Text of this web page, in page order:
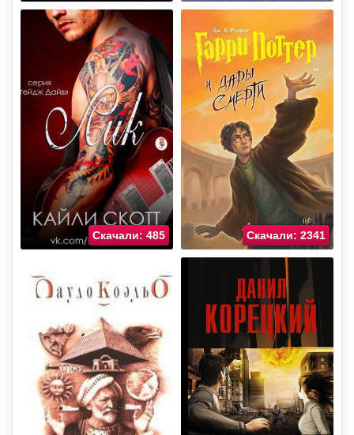
Скачали: 485 Скачали: 2341